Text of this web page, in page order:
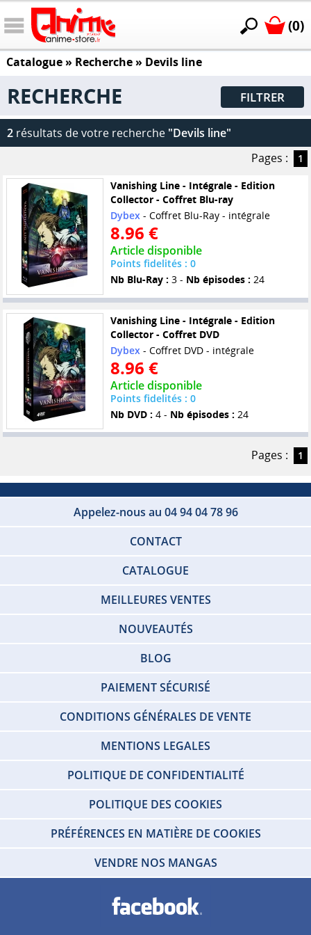
(0)
Catalogue» Recherche » Devils line
RECHERCHE FILTRER
2 résultats de votre recherche "Devils line"
Pages :
1
Vanishing Line - Intégrale - Edition
Collector - Coffret Blu-ray
Dybex- Coffret Blu-Ray - intégrale
8.96 €
Article disponible
Points fidelités : 0
Nb Blu-Ray : 3 - Nb épisodes : 24
Vanishing Line - Intégrale - Edition
Collector - Coffret DVD
Dybex - Coffret DVD - intégrale
8.96 €
Article disponible
Points fidelités : 0
Nb DVD : 4 - Nb épisodes : 24
Pages : 1
Appelez-nous au 04 94 04 78 96
CONTACT
CATALOGUE
MEILLEURES VENTES
NOUVEAUTÉS
BLOG
PAIEMENT SÉCURISÉ
CONDITIONS GÉNÉRALES DE VENTE
MENTIONS LEGALES
POLITIQUE DE CONFIDENTIALITÉ
POLITIQUE DES COOKIES
PRÉFÉRENCES EN MATIÈRE DE COOKIES
VENDRE NOS MANGAS